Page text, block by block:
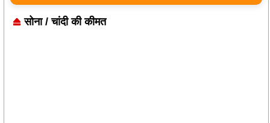
सोना / चांदी की कीमत